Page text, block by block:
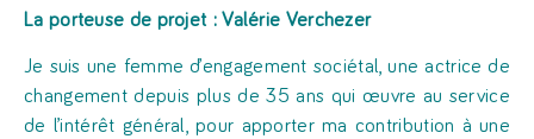
La porteuse de projet :Valérie Verchezer
Je suis une femme d’engagement sociétal, une actrice de
changement depuis plus de 35 ans qui œuvre au service
de l’intérêt général, pour apporter ma contribution à une